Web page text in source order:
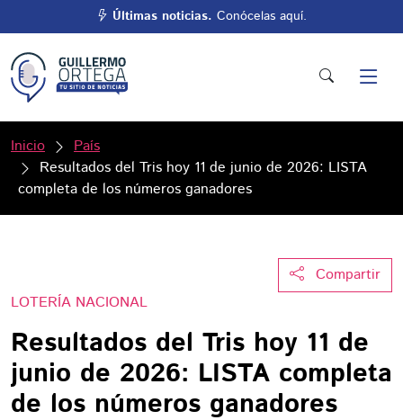
Últimas noticias. Conócelas aquí.
Inicio
País
Resultados del Tris hoy 11 de junio de 2026: LISTA
completa de los números ganadores
Compartir
LOTERÍA NACIONAL
Resultados del Tris hoy 11 de
junio de 2026: LISTA completa
de los números ganadores